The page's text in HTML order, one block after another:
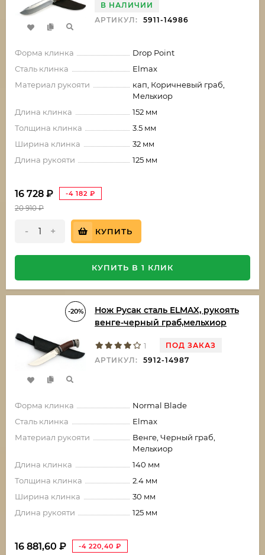
В НАЛИЧИИ
АРТИКУЛ:
5911-14986
Форма клинка
Drop Point
Сталь клинка
Elmax
Материал рукояти
кап, Коричневый граб,
Мельхиор
Длина клинка
152 мм
Толщина клинка
3.5 мм
Ширина клинка
32 мм
Длина рукояти
125 мм
16 728 ₽ -4 182 ₽
20 910₽
- + КУПИТЬ
КУПИТЬ В 1 КЛИК
-20%
Нож Русак сталь ELMAX, рукоять
венге-черный граб,мельхиор
1
ПОД ЗАКАЗ
АРТИКУЛ:
5912-14987
Форма клинка
Normal Blade
Сталь клинка
Elmax
Материал рукояти
Венге, Черный граб,
Мельхиор
Длина клинка
140 мм
Толщина клинка
2.4 мм
Ширина клинка
30 мм
Длина рукояти
125 мм
16 881,60 ₽ -4 220,40 ₽